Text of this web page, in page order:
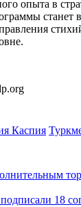
опыта в
Каспия
18